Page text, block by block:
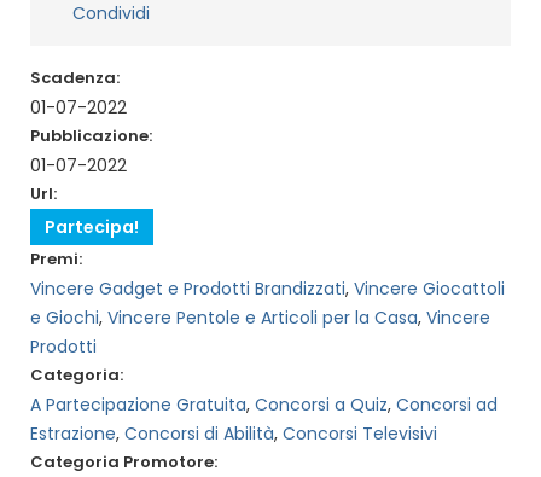
Condividi
Scadenza:
01-07-2022
Pubblicazione:
01-07-2022
Url:
Partecipa!
Premi:
Vincere Gadget e Prodotti Brandizzati, Vincere Giocattoli
e Giochi, Vincere Pentole e Articoli per la Casa, Vincere
Prodotti
Categoria:
A Partecipazione Gratuita, Concorsi a Quiz, Concorsi ad
Estrazione, Concorsi di Abilità, Concorsi Televisivi
Categoria Promotore: